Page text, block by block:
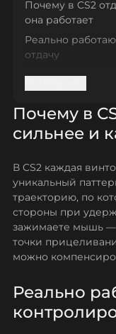
Почему в CS2
она работает
Реально
отдачу
Контроль
Практическая
Настройки и
recoil
Встроенный
Как стрелять:
Burst vs Spray
Частые ошибки
Движение во
Практические
до автоматизма
Заключение
Почему в
сильнее и
В CS2 каждая
уникальный
траекторию, по
стороны при
зажимаете мышь —
точки
можно
Реально